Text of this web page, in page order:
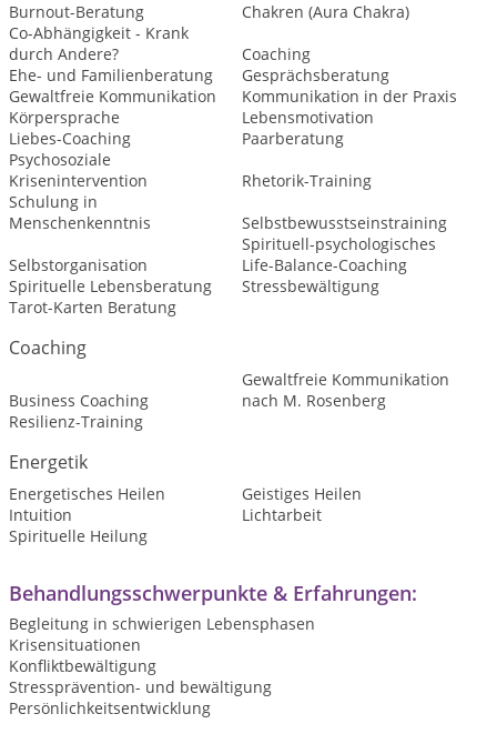
Burnout-Beratung
Chakren (Aura Chakra)
Co-Abhängigkeit - Krank
durch Andere?
Coaching
Ehe- und Familienberatung
Gesprächsberatung
Gewaltfreie Kommunikation
Kommunikation in der Praxis
Körpersprache
Lebensmotivation
Liebes-Coaching
Paarberatung
Psychosoziale
Krisenintervention
Rhetorik-Training
Schulung in
Menschenkenntnis
Selbstbewusstseinstraining
Selbstorganisation
Spirituell-psychologisches
Life-Balance-Coaching
Spirituelle Lebensberatung
Stressbewältigung
Tarot-Karten Beratung
Coaching
Business Coaching
Gewaltfreie Kommunikation
nach M. Rosenberg
Resilienz-Training
Energetik
Energetisches Heilen
Geistiges Heilen
Intuition
Lichtarbeit
Spirituelle Heilung
Behandlungsschwerpunkte & Erfahrungen:
Begleitung in schwierigen Lebensphasen
Krisensituationen
Konfliktbewältigung
Stressprävention- und bewältigung
Persönlichkeitsentwicklung